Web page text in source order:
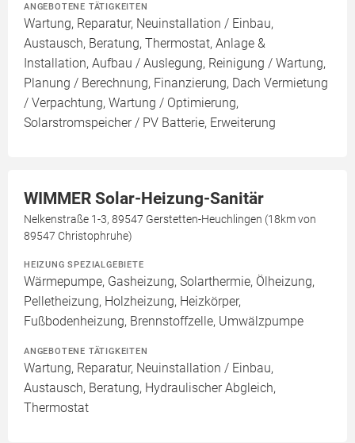
ANGEBOTENE TÄTIGKEITEN
Wartung, Reparatur, Neuinstallation / Einbau,
Austausch, Beratung, Thermostat, Anlage &
Installation, Aufbau / Auslegung, Reinigung / Wartung,
Planung / Berechnung, Finanzierung, Dach Vermietung
/ Verpachtung, Wartung / Optimierung,
Solarstromspeicher / PV Batterie, Erweiterung
WIMMER Solar-Heizung-Sanitär
Nelkenstraße 1-3, 89547 Gerstetten-Heuchlingen (18km von
89547 Christophruhe)
HEIZUNG SPEZIALGEBIETE
Wärmepumpe, Gasheizung, Solarthermie, Ölheizung,
Pelletheizung, Holzheizung, Heizkörper,
Fußbodenheizung, Brennstoffzelle, Umwälzpumpe
ANGEBOTENE TÄTIGKEITEN
Wartung, Reparatur, Neuinstallation / Einbau,
Austausch, Beratung, Hydraulischer Abgleich,
Thermostat